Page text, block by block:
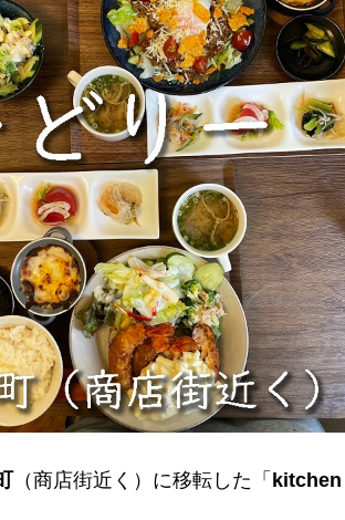
（商店街近く）に移転した「 kitchen